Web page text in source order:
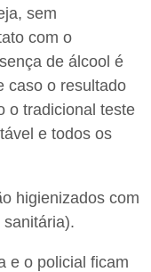
sem
com o
de álcool é
caso o resultado
o tradicional teste
e todos os
higienizados com
e o policial ficam